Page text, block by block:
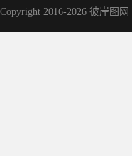
Copyright 2016-2026 彼岸图网